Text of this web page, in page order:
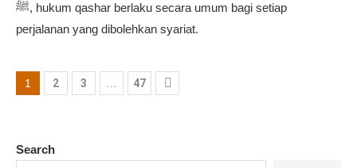
ﷺ, hukum qashar berlaku secara umum bagi setiap
perjalanan yang dibolehkan syariat.
1 2 3 47
Search